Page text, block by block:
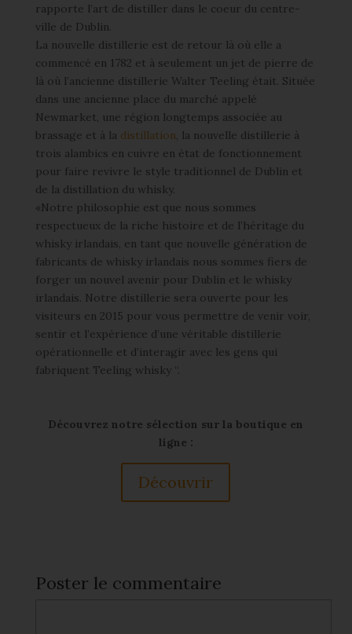
rapporte l’art de distiller dans le coeur du centre-
ville de Dublin.
La nouvelle distillerie est de retour là où elle a
commencé en 1782 et à seulement un jet de pierre de
là où l’ancienne distillerie Walter Teeling était. Située
dans une ancienne place du marché appelé
Newmarket, une région longtemps associée au
brassage et à la distillation, la nouvelle distillerie à
trois alambics en cuivre en état de fonctionnement
pour faire revivre le style traditionnel de Dublin et
de la distillation du whisky.
«Notre philosophie est que nous sommes
respectueux de la riche histoire et de l’héritage du
whisky irlandais, en tant que nouvelle génération de
fabricants de whisky irlandais nous sommes fiers de
forger un nouvel avenir pour Dublin et le whisky
irlandais. Notre distillerie sera ouverte pour les
visiteurs en 2015 pour vous permettre de venir voir,
sentir et l’expérience d’une véritable distillerie
opérationnelle et d’interagir avec les gens qui
fabriquent Teeling whisky “.
Découvrez notre sélection sur la boutique en
ligne :
Découvrir
Poster le commentaire